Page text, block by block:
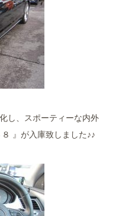
し、スポーティーな内外
』が入庫致しました♪♪